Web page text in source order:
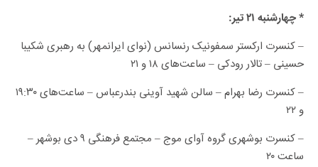
* چهارشنبه ۲۱ تیر:
– کنسرت ارکستر سمفونیک رنسانس (نوای ایرانمهر) به رهبری شکیبا
حسینی – تالار رودکی – ساعت‌های ۱۸ و ۲۱
– کنسرت رضا بهرام – سالن شهید آوینی بندرعباس – ساعت‌های ۱۹:۳۰
و ۲۲
– کنسرت بوشهری گروه آوای موج – مجتمع فرهنگی ۹ دی بوشهر –
ساعت ۲۰